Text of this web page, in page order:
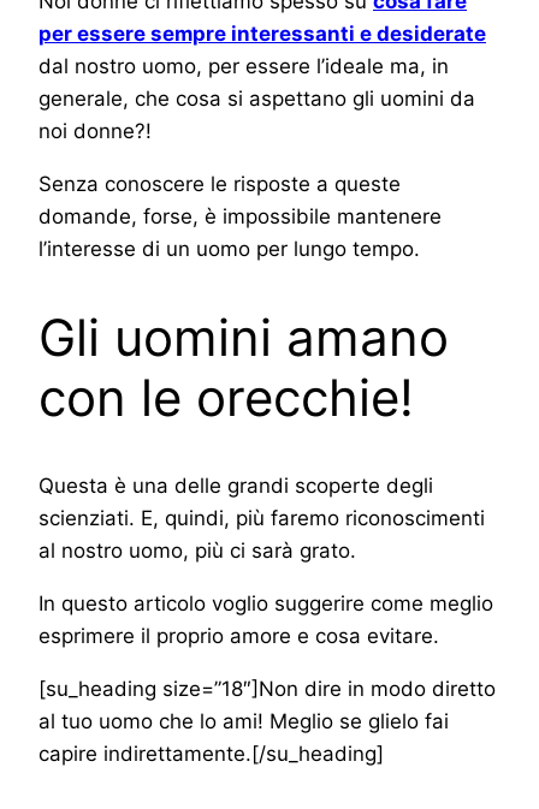
per essere sempre interessanti e desiderate
dal nostro uomo, per essere l’ideale ma, in
generale, che cosa si aspettano gli uomini da
noi donne?!
Senza conoscere le risposte a queste
domande, forse, è impossibile mantenere
l’interesse di un uomo per lungo tempo.
Gli uomini amano
con le orecchie!
Questa è una delle grandi scoperte degli
scienziati. E, quindi, più faremo riconoscimenti
al nostro uomo, più ci sarà grato.
In questo articolo voglio suggerire come meglio
esprimere il proprio amore e cosa evitare.
[su_heading size=”18″]Non dire in modo diretto
al tuo uomo che lo ami! Meglio se glielo fai
capire indirettamente.[/su_heading]